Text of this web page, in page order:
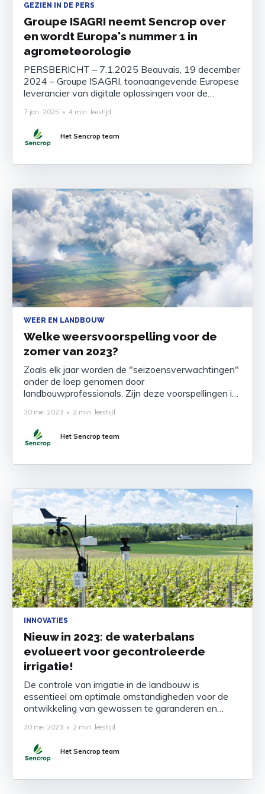
GEZIEN IN DE PERS
Groupe ISAGRI neemt Sencrop over
en wordt Europa's nummer 1 in
agrometeorologie
PERSBERICHT – 7.1.2025 Beauvais, 19 december
2024 – Groupe ISAGRI, toonaangevende Europese
leverancier van digitale oplossingen voor de
een innovatief Frans bedrijf gespecialiseerd in
weer- en irrigatieoplossingen op perceelsniveau.
Dankzij deze strategische overname positioneert
samenwerkende agrometeorologische
7 jan. 2025 • 4 min. leestijd
Het Sencrop team
WEER EN LANDBOUW
Welke weersvoorspelling voor de
zomer van 2023?
Zoals elk jaar worden de "seizoensverwachtingen"
onder de loep genomen door
landbouwprofessionals. Zijn deze voorspellingen in
seizoen zijn ze voor sommigen essentieel.
Binnenkort is het een jaar geleden dat de zomer
van 2022 plaatsvond. Het was de heetste zomer
30 mei 2023 • 2 min. leestijd
Het Sencrop team
INNOVATIES
Nieuw in 2023: de waterbalans
evolueert voor gecontroleerde
irrigatie!
De controle van irrigatie in de landbouw is
essentieel om optimale omstandigheden voor de
ontwikkeling van gewassen te garanderen en
2022 presenteert Sencrop haar innovatieve en
gepatenteerde oplossing voor de landbouwsector:
de pyranometer; Solarcrop. Deze maakt deel uit
30 mei 2023 • 2 min. leestijd
Het Sencrop team